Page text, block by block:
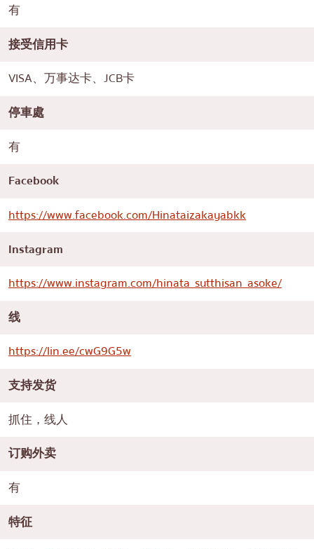
有
接受信用卡
VISA、万事达卡、JCB卡
停車處
有
Facebook
https://www.facebook.com/Hinataizakayabkk
Instagram
https://www.instagram.com/hinata_sutthisan_asoke/
线
https://lin.ee/cwG9G5w
支持发货
抓住，线人
订购外卖
有
特征